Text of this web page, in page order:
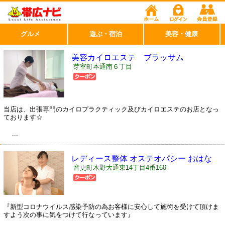
美容カイロエステ ブラッサム
芽室町本通南６丁目
当店は、出張専門のカイロプラクティック及びカイロエステのお店となっ
ております☆
レディース整体 オステオパシー おはな
音更町木野大通東14丁目4番160
『新型コロナウイルス感染予防の為お客様に安心して施術を受けて頂けま
すよう次の事に気をつけて行なっています』
グルメ 遊ぶ・宿泊 美容・健康